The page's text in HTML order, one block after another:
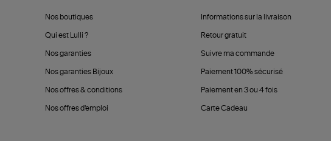
Nos boutiques
Qui est Lulli ?
Nos garanties
Nos garanties Bijoux
Nos offres & conditions
Nos offres d'emploi
Informations sur la livraison
Retour gratuit
Suivre ma commande
Paiement 100% sécurisé
Paiement en 3 ou 4 fois
Carte Cadeau